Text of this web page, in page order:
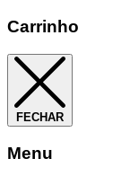
Carrinho
FECHAR
Menu